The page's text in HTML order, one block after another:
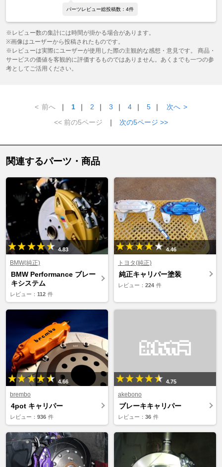
パーツレビュー総投稿数：4件
※レビュー数の集計には時間が掛かる場合があります。
※画像はユーザーから投稿されたものです。
※レビューは実際にユーザーが使用した際の主観的な感想・意見です。 商品・
サービスの価値を客観的に評価するものではありません。あくまでも一つの参
考としてご活用ください。
< 前へ ｜ 1 ｜ 2 ｜ 3 ｜ 4 ｜ 5 ｜ 次へ >
<< 前の5ページ
｜ 次の5ページ >>
関連するパーツ・商品
4.83
BMW(純正)
BMW Performance ブレー
キシステム
レビュー： 112 件
4.46
トヨタ(純正)
純正キャリパー塗装
レビュー： 224 件
4.66
brembo
4pot キャリパー
レビュー： 936 件
4.75
akebono
ブレーキキャリパー
レビュー： 36 件